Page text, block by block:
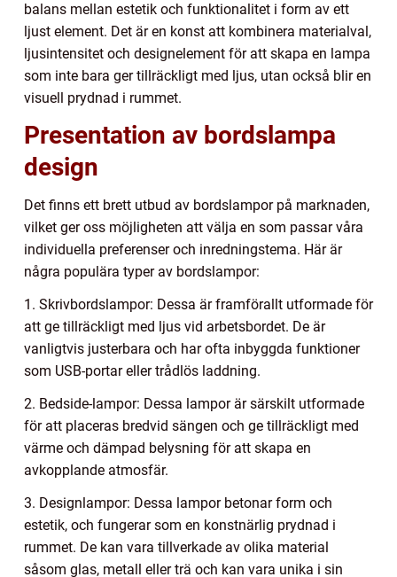
balans mellan estetik och funktionalitet i form av ett
ljust element. Det är en konst att kombinera materialval,
ljusintensitet och designelement för att skapa en lampa
som inte bara ger tillräckligt med ljus, utan också blir en
visuell prydnad i rummet.
Presentation av bordslampa
design
Det finns ett brett utbud av bordslampor på marknaden,
vilket ger oss möjligheten att välja en som passar våra
individuella preferenser och inredningstema. Här är
några populära typer av bordslampor:
1. Skrivbordslampor: Dessa är framförallt utformade för
att ge tillräckligt med ljus vid arbetsbordet. De är
vanligtvis justerbara och har ofta inbyggda funktioner
som USB-portar eller trådlös laddning.
2. Bedside-lampor: Dessa lampor är särskilt utformade
för att placeras bredvid sängen och ge tillräckligt med
värme och dämpad belysning för att skapa en
avkopplande atmosfär.
3. Designlampor: Dessa lampor betonar form och
estetik, och fungerar som en konstnärlig prydnad i
rummet. De kan vara tillverkade av olika material
såsom glas, metall eller trä och kan vara unika i sin